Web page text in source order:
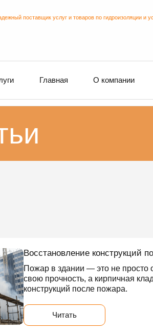
поставщик услуг и товаров по гидроизоляции и
Главная О компании
Восстановление конструкций
Пожар в здании — это не просто
свою прочность, а кирпичная
конструкций после пожара.
Читать